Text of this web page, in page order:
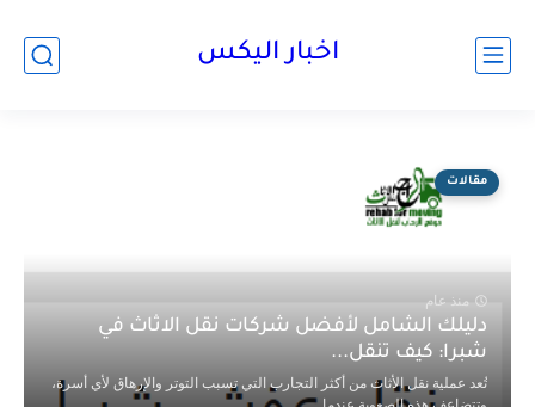
اخبار اليكس
مقالات
منذ عام
دليلك الشامل لأفضل شركات نقل الاثاث في
شبرا: كيف تنقل...
تُعد عملية نقل الأثاث من أكثر التجارب التي تسبب التوتر والإرهاق لأي أسرة،